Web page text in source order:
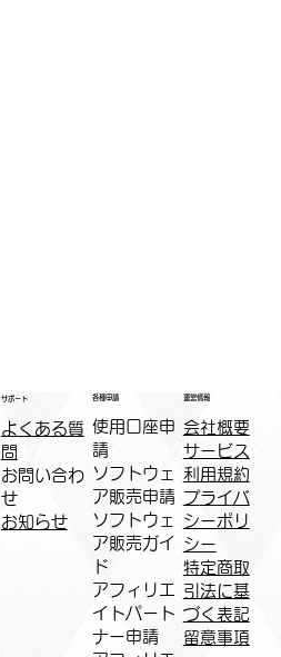
サポート
よくある質
問
お問い合わ
せ
お知らせ
各種申請
​使用口座申
請
ソフトウェ
ア販売申請
ソフトウェ
ア販売ガイ
ド
アフィリエ
イトパート
ナー申請​
運営情報
会社概要
サービス
利用規約
プライバ
シーポリ
シー
特定商取
引法に基
づく表記
​留意事項